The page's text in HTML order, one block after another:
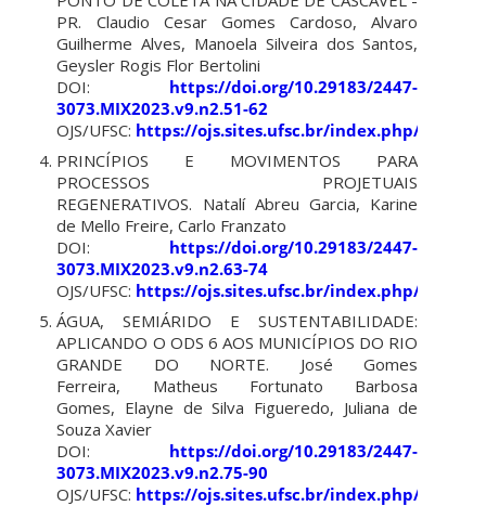
PR. Claudio Cesar Gomes Cardoso, Alvaro
Guilherme Alves, Manoela Silveira dos Santos,
Geysler Rogis Flor Bertolini
DOI: https://doi.org/10.29183/2447-
3073.MIX2023.v9.n2.51-62
OJS/UFSC: https://ojs.sites.ufsc.br/index.php/
PRINCÍPIOS E MOVIMENTOS PARA
PROCESSOS PROJETUAIS
REGENERATIVOS. Natalí Abreu Garcia, Karine
de Mello Freire, Carlo Franzato
DOI: https://doi.org/10.29183/2447-
3073.MIX2023.v9.n2.63-74
OJS/UFSC: https://ojs.sites.ufsc.br/index.php/
ÁGUA, SEMIÁRIDO E SUSTENTABILIDADE:
APLICANDO O ODS 6 AOS MUNICÍPIOS DO RIO
GRANDE DO NORTE. José Gomes
Ferreira, Matheus Fortunato Barbosa
Gomes, Elayne de Silva Figueredo, Juliana de
Souza Xavier
DOI: https://doi.org/10.29183/2447-
3073.MIX2023.v9.n2.75-90
OJS/UFSC: https://ojs.sites.ufsc.br/index.php/